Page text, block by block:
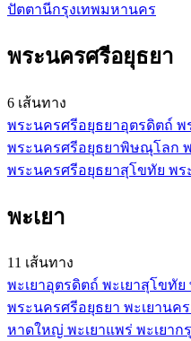
ปัตตานีกรุงเทพมหานคร
พระนครศรีอยุธยา
6 เส้นทาง
พระนครศรีอยุธยาอุตรดิตถ์ พ
พระนครศรีอยุธยาพิษณุโลก
พระนครศรีอยุธยาสุโขทัย พร
พะเยา
11 เส้นทาง
พะเยาอุตรดิตถ์ พะเยาสุโขทัย
พระนครศรีอยุธยา พะเยานค
หาดใหญ่ พะเยาแพร่ พะเยาก